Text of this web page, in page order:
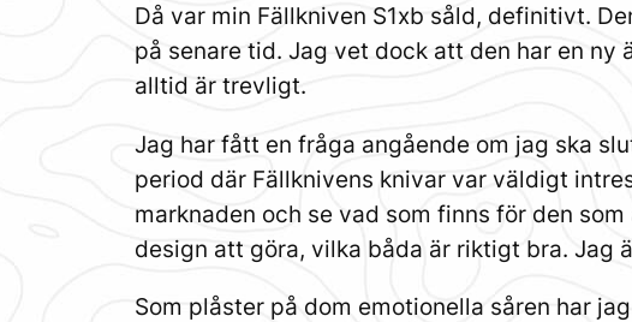
Då var min Fällkniven S1xb såld, definitivt.
på senare tid. Jag vet dock att den har en
alltid är trevligt.
Jag har fått en fråga angående om jag ska
period där Fällknivens knivar var väldigt
marknaden och se vad som finns för den
design att göra, vilka båda är riktigt bra. Jag
Som plåster på dom emotionella såren har